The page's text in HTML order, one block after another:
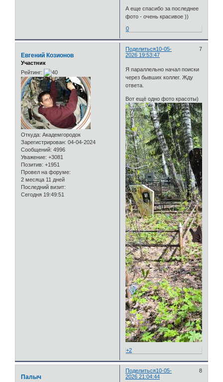
А еще спасибо за последнее
фото - очень красивое ))
0
Поделиться 7
10-05-
2026 19:53:47
Евгений Козионов
Участник
Рейтинг:
Откуда: Академгородок
Зарегистрирован: 04-04-2024
Сообщений: 4996
Уважение: +3081
Позитив: +1951
Провел на форуме:
2 месяца 11 дней
Последний визит:
Сегодня 19:49:51
Я параллельно начал поиски
через бывших коллег. Жду
ответа.
Вот ещё одно фото красоты)
+2
Поделиться 8
10-05-
2026 21:04:44
Палыч